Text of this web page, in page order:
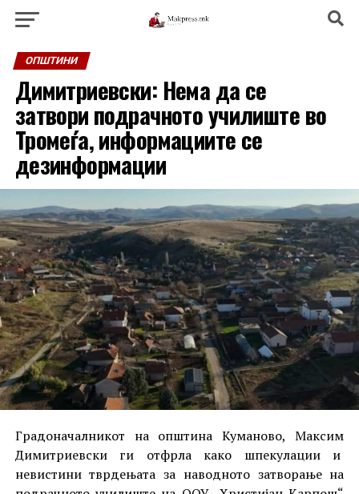
ОПШТИНИ
Димитриевски: Нема да се
затвори подрачното училиште во
Тромеѓа, информациите се
дезинформации
Градоначалникот на општина Куманово, Максим
Димитриевски ги отфрла како шпекулации и
невистини тврдењата за наводното затворање на